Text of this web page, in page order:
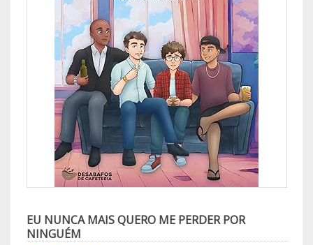
EU NUNCA MAIS QUERO ME PERDER POR
NINGUÉM